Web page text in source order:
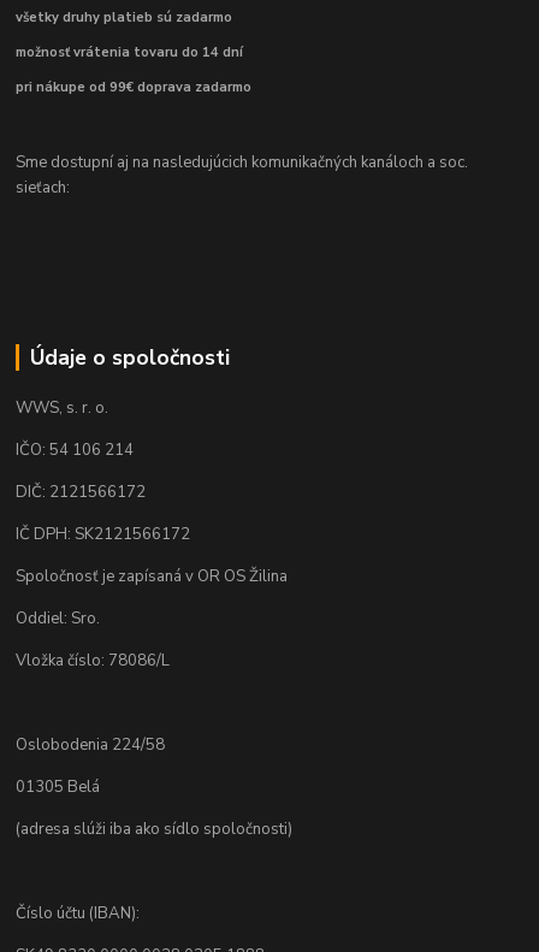
všetky druhy platieb sú zadarmo
možnosť vrátenia tovaru do 14 dní
pri nákupe od 99€ doprava zadarmo
Sme dostupní aj na nasledujúcich komunikačných kanáloch a soc.
sieťach:
Údaje o spoločnosti
WWS, s. r. o.
IČO: 54 106 214
DIČ: 2121566172
IČ DPH: SK2121566172
Spoločnosť je zapísaná v OR OS Žilina
Oddiel: Sro.
Vložka číslo: 78086/L
Oslobodenia 224/58
01305 Belá
(adresa slúži iba ako sídlo spoločnosti)
Číslo účtu (IBAN):